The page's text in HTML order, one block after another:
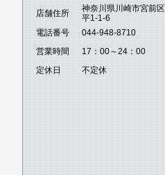
店舗住所
神奈川県川崎市宮前区
平1-1-6
電話番号
044-948-8710
営業時間
17：00～24：00
定休日
不定休